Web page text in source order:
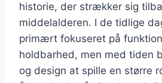
historie, der strækker sig
middelalderen. I de tidlige
primært fokuseret på
holdbarhed, men med tiden
og design at spille en større